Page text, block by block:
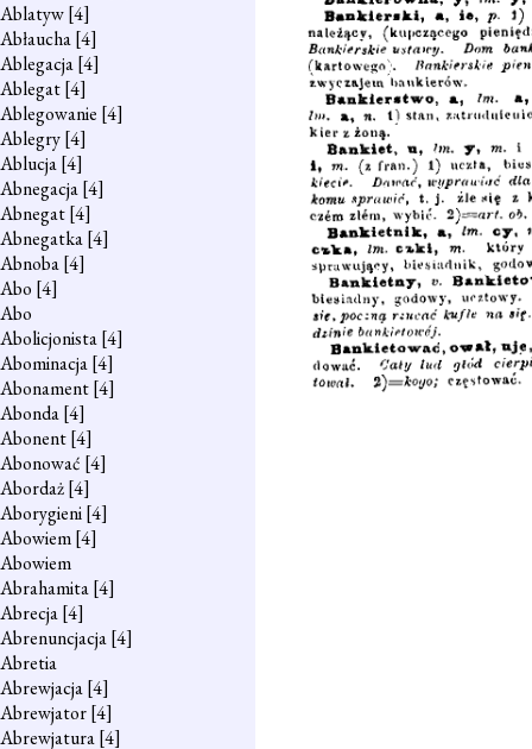
Ablatyw[4]
Abłaucha[4]
Ablegacja[4]
Ablegat[4]
Ablegowanie [4]
Ablegry[4]
Ablucja[4]
Abnegacja[4]
Abnegat[4]
Abnegatka[4]
Abnoba[4]
Abo [4]
Abo
Abolicjonista[4]
Abominacja[4]
Abonament[4]
Abonda[4]
Abonent[4]
Abonować [4]
Abordaż[4]
Aborygieni[4]
Abowiem[4]
Abowiem
Abrahamita[4]
Abrecja[4]
Abrenuncjacja[4]
Abretia
Abrewjacja[4]
Abrewjator[4]
Abrewjatura[4]